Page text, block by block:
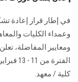
في إطار قرار إعادة
وعمداء الكليات
ومعايير المفاضلة،
كلية / معهد.